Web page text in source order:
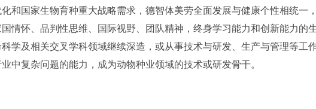
和国家生物育种重大战略需求，德智体美劳全面发展与健康个性相统
情怀、品判性思维、国际视野、团队精神，终身学习能力和创新能力的
学及相关交叉学科领域继续深造，或从事技术与研发、生产与管理等工
中复杂问题的能力，成为动物种业领域的技术或研发骨干。